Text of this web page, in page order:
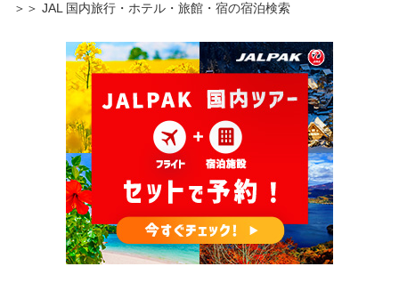
＞＞ JAL 国内旅行・ホテル・旅館・宿の宿泊検索